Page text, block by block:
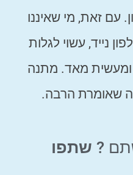
עם זאת, מי שאיננו
נייד, עשוי לגלות
מאד. מתנה
שאומרת הרבה.
? שתפו